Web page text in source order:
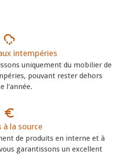
intempéries
uniquement du mobilier de
pouvant rester dehors
l'année.
à la source
de produits en interne et à
garantissons un excellent